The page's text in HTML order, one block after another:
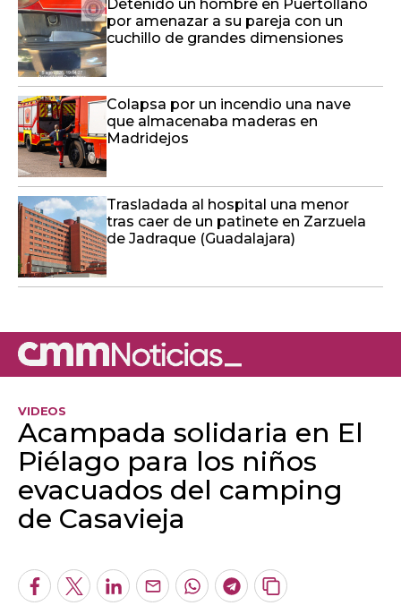
Detenido un hombre en Puertollano
por amenazar a su pareja con un
cuchillo de grandes dimensiones
Colapsa por un incendio una nave
que almacenaba maderas en
Madridejos
Trasladada al hospital una menor
tras caer de un patinete en Zarzuela
de Jadraque (Guadalajara)
VIDEOS
Acampada solidaria en El
Piélago para los niños
evacuados del camping
de CasaviejaAlgo salió mal.
An error occurred, please try again later.
Facebook
TwitterLinkedInEnviarWhatsapp
Telegram
Copiar